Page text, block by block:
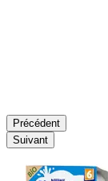
Précédent
Suivant